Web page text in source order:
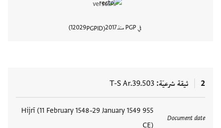
في PGP منذ 2017
PGPID
12029
2 ثيقة شرعيّة T-S Ar.39.503
Document date
955 Hijrī (11 February 1548–29 January 1549
CE)